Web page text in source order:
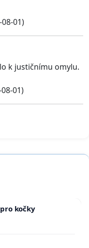
01)
k justičnímu omylu.
01)
kočky